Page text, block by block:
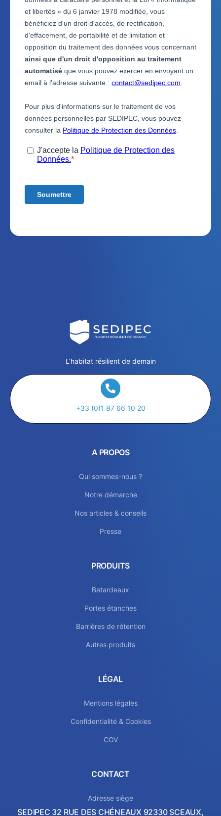
L’habitat résilient de demain
+33 (0)1 87 66 10 20
A PROPOS
Qui sommes-nous ?
Notre démarche
Nos articles & conseils
Presse
PRODUITS
Batardeaux
Portes étanches
Barrières de rétention
Autres produits
LÉGAL
Mentions légales
Confidentialité & Cookies
CGV
CONTACT
Adresse siège
SEDIPEC 32 RUE DES CHÉNEAUX 92330 SCEAUX,